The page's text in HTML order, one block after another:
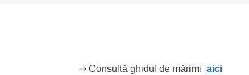
⇒ Consultă ghidul de mărimi aici